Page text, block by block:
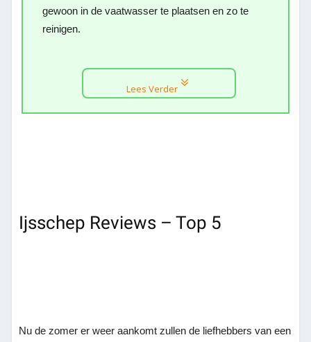
gewoon in de vaatwasser te plaatsen en zo te
reinigen.
Lees Verder
Ijsschep Reviews – Top 5
Nu de zomer er weer aankomt zullen de liefhebbers van een